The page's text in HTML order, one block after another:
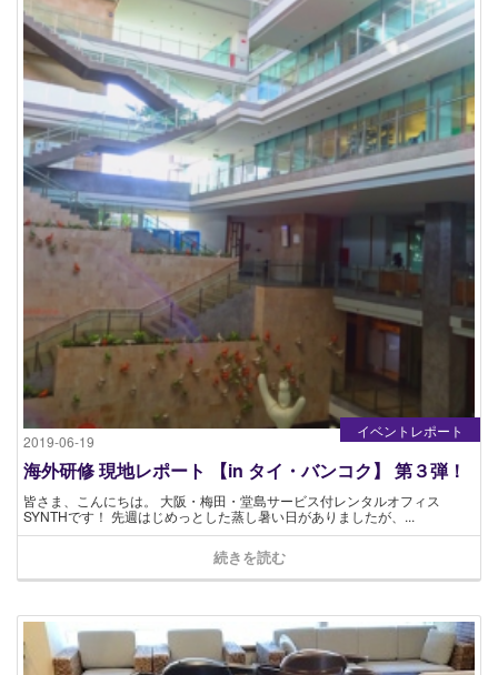
2019-06-19
イベントレポート
海外研修 現地レポート 【in タイ・バンコク】 第３弾！
皆さま、こんにちは。 大阪・梅田・堂島サービス付レンタルオフィス
SYNTHです！ 先週はじめっとした蒸し暑い日がありましたが、...
続きを読む